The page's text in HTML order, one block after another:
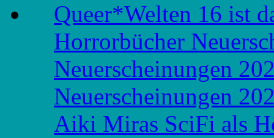
Queer*Welten 16 ist
Horrorbücher
Neuerscheinungen
Neuerscheinungen
Aiki Miras SciFi als